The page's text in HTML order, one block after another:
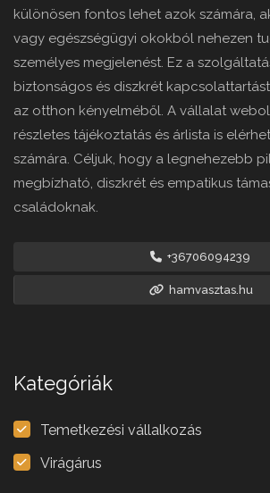
különösen fontos lehet azok számára,
vagy egészségügyi okokból nehezen
személyes megjelenést. Ez a
biztonságos és diszkrét
az otthon kényelméből. A vállalat
részletes tájékoztatás és árlista is
számára. Céljuk, hogy a legnehezebb
megbízható, diszkrét és empatikus
családoknak.
+36706094239
hamvasztas.hu
Kategóriák
Temetkezési vállalkozás
Virágárus